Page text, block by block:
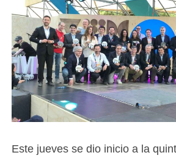
Este jueves se dio inicio a la